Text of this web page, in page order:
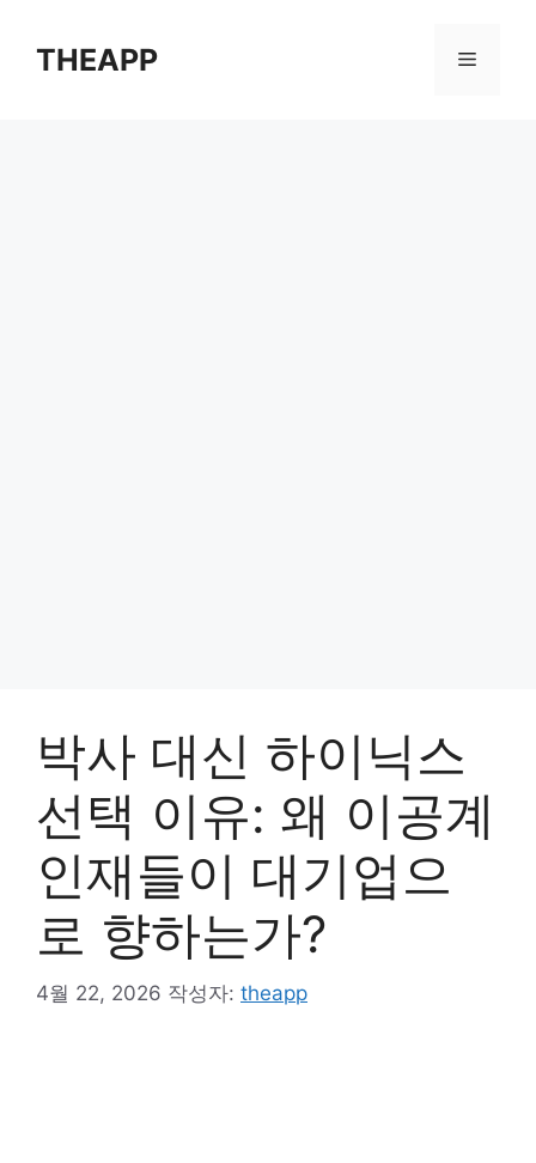
THEAPP 메
박사 대신 하이닉스
선택 이유: 왜 이공계
인재들이 대기업으
로 향하는가?
4월 22, 2026 작성자: theapp